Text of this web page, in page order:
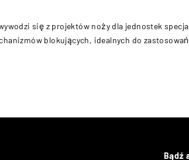
się z projektów noży dla jednostek
blokujących, idealnych do
Bądź